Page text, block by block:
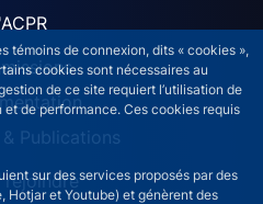
témoins de connexion, dits « cookies »,
cookies sont nécessaires au
de ce site requiert l’utilisation de
de performance. Ces cookies requis
sur des services proposés par des
et Youtube) et génèrent des
Publications
rejoindre